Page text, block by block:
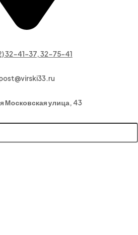
32-41-37, 32-75-41
Московская улица, 43